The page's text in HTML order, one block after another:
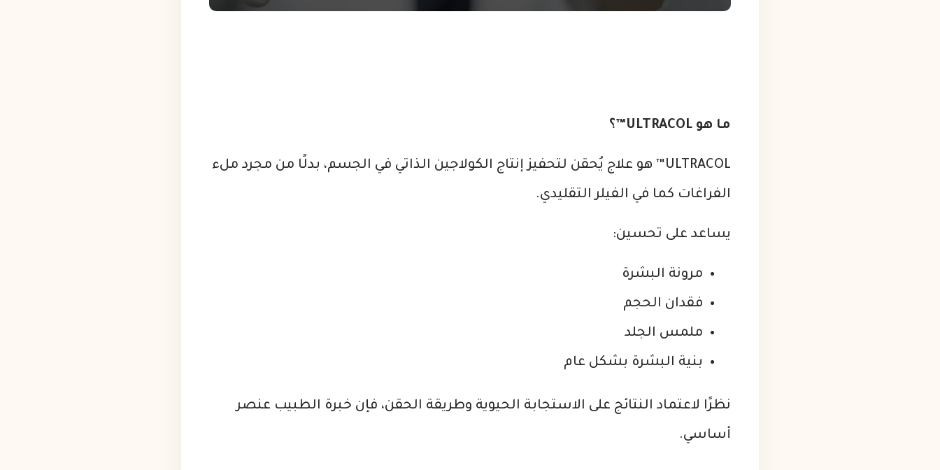
ما هو ULTRACOL™؟
ULTRACOL™ هو علاج يُحقن لتحفيز إنتاج الكولاجين الذاتي في الجسم، بدلًا من مجرد ملء
الفراغات كما في الفيلر التقليدي.
يساعد على تحسين:
مرونة البشرة
فقدان الحجم
ملمس الجلد
بنية البشرة بشكل عام
نظرًا لاعتماد النتائج على الاستجابة الحيوية وطريقة الحقن، فإن خبرة الطبيب عنصر
أساسي.